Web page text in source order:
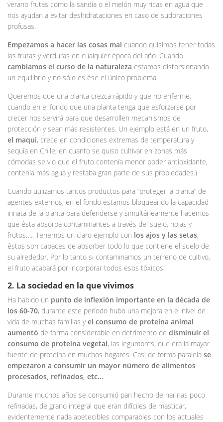
verano frutas como la sandía o el melón muy ricas en agua que
nos ayudan a evitar deshidrataciones en caso de sudoraciones
profusas.
Empezamos a hacer las cosas mal cuando quisimos tener todas
las frutas y verduras en cualquier época del año. Cuando
cambiamos el curso de la naturaleza estamos distorsionando
un equilibrio y no sólo es ése el único problema.
Queremos que una planta crezca rápido y que no enferme,
cuando en el fondo que una planta tenga que esforzarse por
crecer nos servirá para que desarrollen mecanismos de
protección y sean más resistentes. Un ejemplo está en un fruto,
el maqui, crece en condiciones extremas de temperatura y
sequía en Chile, en cuanto se quiso cultivar en zonas más
cómodas se vio que el fruto contenía menor poder antioxidante,
contenía más agua y restaba gran parte de sus propiedades.)
Cuando utilizamos tantos productos para “proteger la planta” de
agentes externos, en el fondo estamos bloqueando la capacidad
innata de la planta para defenderse y simultáneamente hacemos
que ésta absorba contaminantes a través del suelo, hojas y
frutos….. Tenemos un claro ejemplo con los ajos y las setas,
éstos son capaces de absorber todo lo que contiene el suelo de
su alrededor. Por lo tanto si contaminamos un terreno de cultivo,
el fruto acabará por incorporar todos esos tóxicos.
2. La sociedad en la que vivimos
Ha habido un punto de inflexión importante en la década de
los 60-70, durante este período hubo una mejora en el nivel de
vida de muchas familias yel consumo de proteína animal
aumentó de forma considerable en detrimento de disminuir el
consumo de proteína vegetal, las legumbres, que era la mayor
fuente de proteína en muchos hogares. Casi de forma paralela se
empezaron a consumir un mayor número de alimentos
procesados, refinados, etc…
Durante muchos años se consumió pan hecho de harinas poco
refinadas, de grano integral que eran difíciles de masticar,
evidentemente nada apetecibles comparables con los actuales